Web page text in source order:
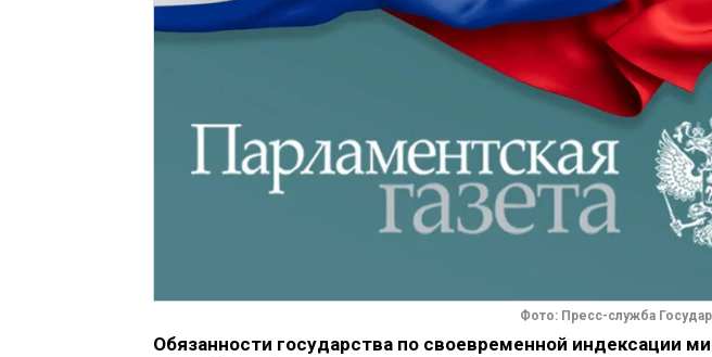
Фото: Пресс-служба
Обязанности государства по своевременной индексации